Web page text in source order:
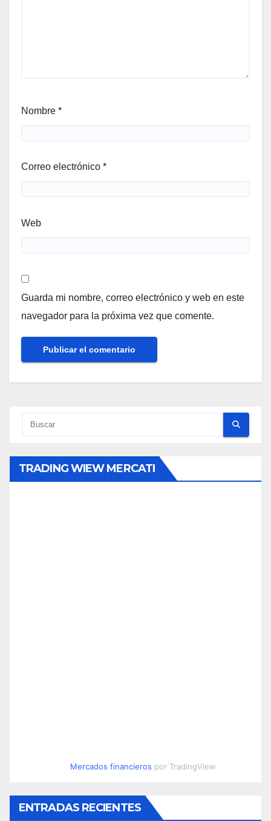
Nombre *
Correo electrónico *
Web
Guarda mi nombre, correo electrónico y web en este
navegador para la próxima vez que comente.
TRADING WIEW MERCATI
Mercados financieros por TradingView
ENTRADAS RECIENTES